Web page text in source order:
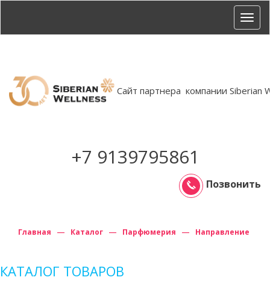
меню
Сайт партнера  компании Siberian
+7 9139795861
Позвонить
Главная Каталог Парфюмерия Направление
КАТАЛОГ ТОВАРОВ